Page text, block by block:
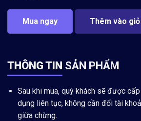
Mua ngay Thêm vào
THÔNG TIN SẢN PHẨM
Sau khi mua, quý khách sẽ được
dụng liên tục, không cần đổi tài
giữa chừng.